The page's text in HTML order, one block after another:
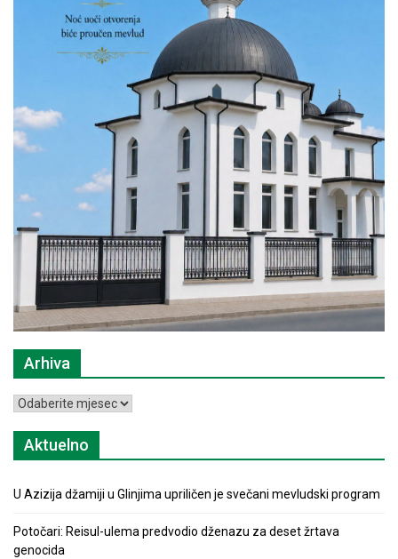
Arhiva
Arhiva
Aktuelno
U Azizija džamiji u Glinjima upriličen je svečani mevludski program
Potočari: Reisul-ulema predvodio dženazu za deset žrtava
genocida